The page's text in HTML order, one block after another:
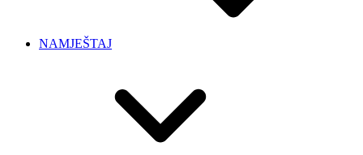
NAMJEŠTAJ